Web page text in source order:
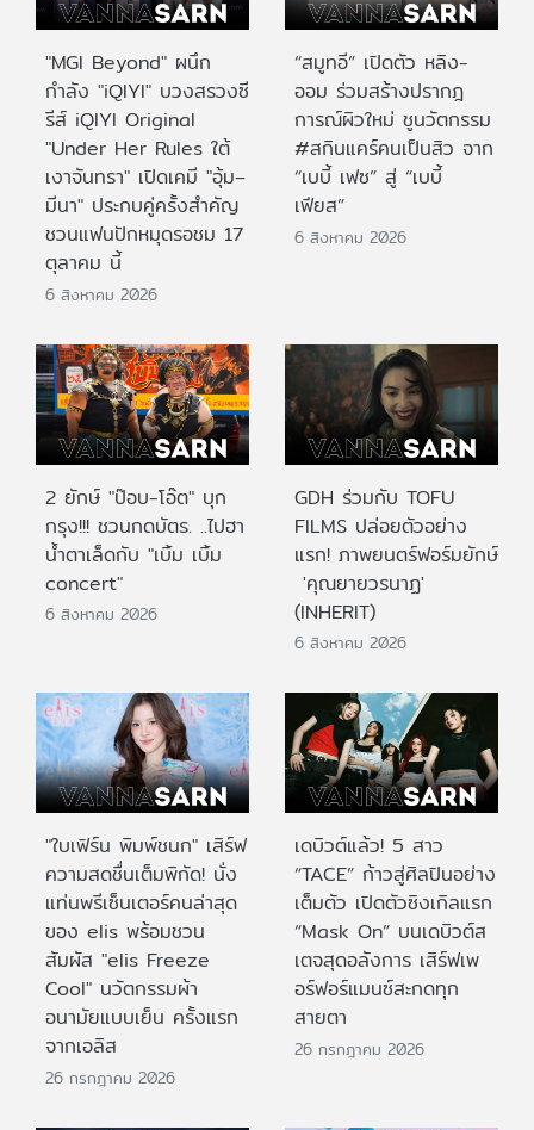
"MGI Beyond" ผนึก
กำลัง "iQIYI" บวงสรวงซี
รีส์ iQIYI Original
"Under Her Rules ใต้
เงาจันทรา" เปิดเคมี "อุ้ม–
มีนา" ประกบคู่ครั้งสำคัญ
ชวนแฟนปักหมุดรอชม 17
ตุลาคม นี้
6 สิงหาคม 2026
“สมูทอี” เปิดตัว หลิง-
ออม ร่วมสร้างปรากฎ
การณ์ผิวใหม่ ชูนวัตกรรม
#สกินแคร์คนเป็นสิว จาก
“เบบี้ เฟซ” สู่ “เบบี้
เฟียส”
6 สิงหาคม 2026
2 ยักษ์ "ป๊อบ-โอ๊ต" บุก
กรุง!!! ชวนกดบัตร. ..ไปฮา
น้ำตาเล็ดกับ "เบิ้ม เบิ้ม
concert"
6 สิงหาคม 2026
GDH ร่วมกับ TOFU
FILMS ปล่อยตัวอย่าง
แรก! ภาพยนตร์ฟอร์มยักษ์
'คุณยายวรนาฏ'
(INHERIT)
6 สิงหาคม 2026
"ใบเฟิร์น พิมพ์ชนก" เสิร์ฟ
ความสดชื่นเต็มพิกัด! นั่ง
แท่นพรีเซ็นเตอร์คนล่าสุด
ของ elis พร้อมชวน
สัมผัส "elis Freeze
Cool" นวัตกรรมผ้า
อนามัยแบบเย็น ครั้งแรก
จากเอลิส
26 กรกฎาคม 2026
เดบิวต์แล้ว! 5 สาว
“TACE” ก้าวสู่ศิลปินอย่าง
เต็มตัว เปิดตัวซิงเกิลแรก
“Mask On” บนเดบิวต์ส
เตจสุดอลังการ เสิร์ฟเพ
อร์ฟอร์แมนซ์สะกดทุก
สายตา
26 กรกฎาคม 2026